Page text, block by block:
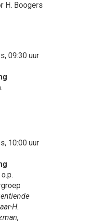
H. Boogers
09:30 uur
10:00 uur
H.